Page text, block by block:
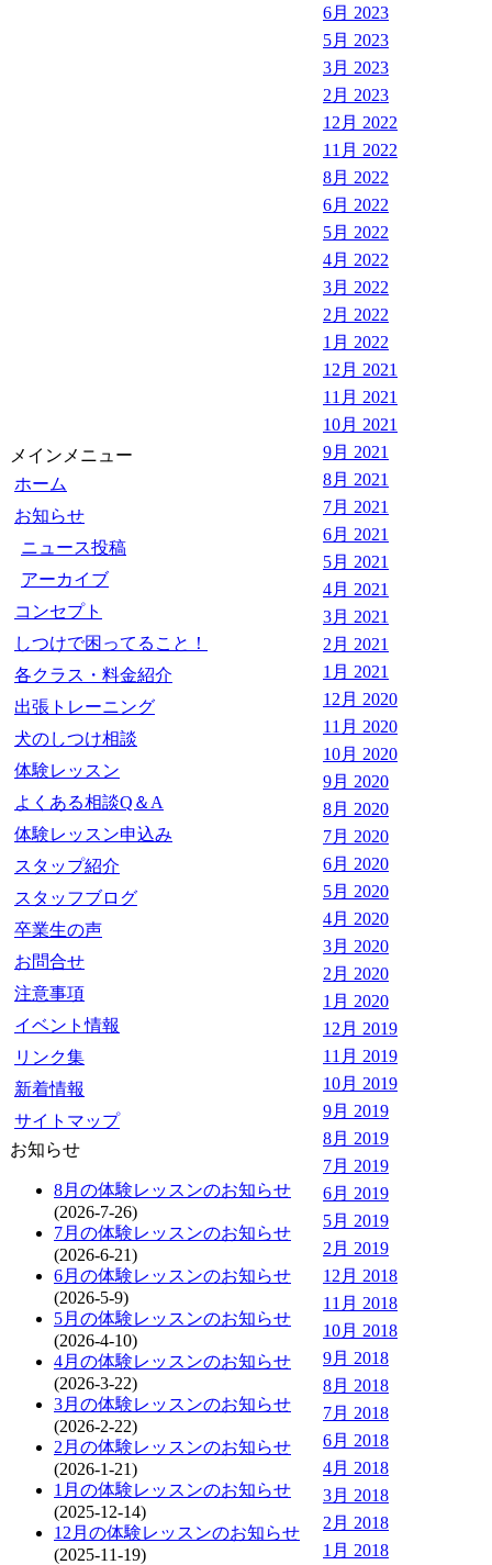
メインメニュー
ホーム
お知らせ
ニュース投稿
アーカイブ
コンセプト
しつけで困ってること！
各クラス・料金紹介
出張トレーニング
犬のしつけ相談
体験レッスン
よくある相談Q＆A
体験レッスン申込み
スタップ紹介
スタッフブログ
卒業生の声
お問合せ
注意事項
イベント情報
リンク集
新着情報
サイトマップ
お知らせ
8月の体験レッスンのお知らせ
(2026-7-26)
7月の体験レッスンのお知らせ
(2026-6-21)
6月の体験レッスンのお知らせ
(2026-5-9)
5月の体験レッスンのお知らせ
(2026-4-10)
4月の体験レッスンのお知らせ
(2026-3-22)
3月の体験レッスンのお知らせ
(2026-2-22)
2月の体験レッスンのお知らせ
(2026-1-21)
1月の体験レッスンのお知らせ
(2025-12-14)
12月の体験レッスンのお知らせ
(2025-11-19)
6月 2023
5月 2023
3月 2023
2月 2023
12月 2022
11月 2022
8月 2022
6月 2022
5月 2022
4月 2022
3月 2022
2月 2022
1月 2022
12月 2021
11月 2021
10月 2021
9月 2021
8月 2021
7月 2021
6月 2021
5月 2021
4月 2021
3月 2021
2月 2021
1月 2021
12月 2020
11月 2020
10月 2020
9月 2020
8月 2020
7月 2020
6月 2020
5月 2020
4月 2020
3月 2020
2月 2020
1月 2020
12月 2019
11月 2019
10月 2019
9月 2019
8月 2019
7月 2019
6月 2019
5月 2019
2月 2019
12月 2018
11月 2018
10月 2018
9月 2018
8月 2018
7月 2018
6月 2018
4月 2018
3月 2018
2月 2018
1月 2018